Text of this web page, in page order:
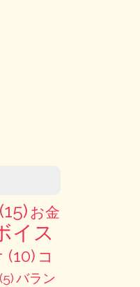
(15) お金
イス
(10) コ
(5)バラン